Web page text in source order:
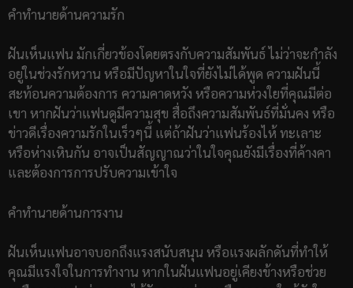
คำทำนายด้านความรัก
ฝันเห็นแฟน มักเกี่ยวข้องโดยตรงกับความสัมพันธ์ ไม่ว่าจะกำลัง
อยู่ในช่วงรักหวาน หรือมีปัญหาในใจที่ยังไม่ได้พูด ความฝันนี้
สะท้อนความต้องการ ความคาดหวัง หรือความห่วงใยที่คุณมีต่อ
เขา หากฝันว่าแฟนดูมีความสุข สื่อถึงความสัมพันธ์ที่มั่นคง หรือ
ข่าวดีเรื่องความรักในเร็วๆนี้ แต่ถ้าฝันว่าแฟนร้องไห้ ทะเลาะ
หรือห่างเหินกัน อาจเป็นสัญญาณว่าในใจคุณยังมีเรื่องที่ค้างคา
และต้องการการปรับความเข้าใจ
คำทำนายด้านการงาน
ฝันเห็นแฟนอาจบอกถึงแรงสนับสนุน หรือแรงผลักดันที่ทำให้
คุณมีแรงใจในการทำงาน หากในฝันแฟนอยู่เคียงข้างหรือช่วย